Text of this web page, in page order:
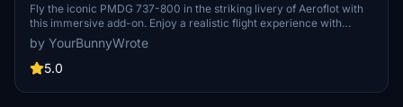
Fly the iconic PMDG 737-800 in the striking livery of Aeroflot with
this immersive add-on. Enjoy a realistic flight experience with
detailed cockpit instrumentation and accurate flight dynamics.
Perfect for fans of Aeroflot and commercial aviation enthusiasts
alike.
by YourBunnyWrote
5.0